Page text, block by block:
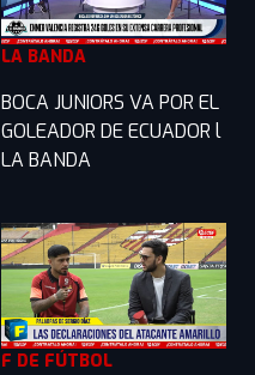
LA BANDA
BOCA JUNIORS VA POR EL
GOLEADOR DE ECUADOR l
LA BANDA
F DE FÚTBOL